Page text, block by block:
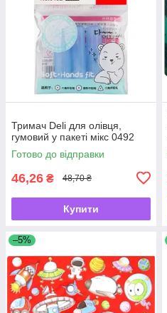
Тримач Deli для олівця,
гумовий у пакеті мікс 0492
Готово до відправки
46,26 ₴ 48,70 ₴
Купити
–5%